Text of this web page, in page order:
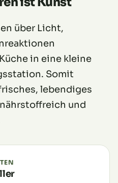
über Licht,
in eine kleine
Somit
lebendiges
und